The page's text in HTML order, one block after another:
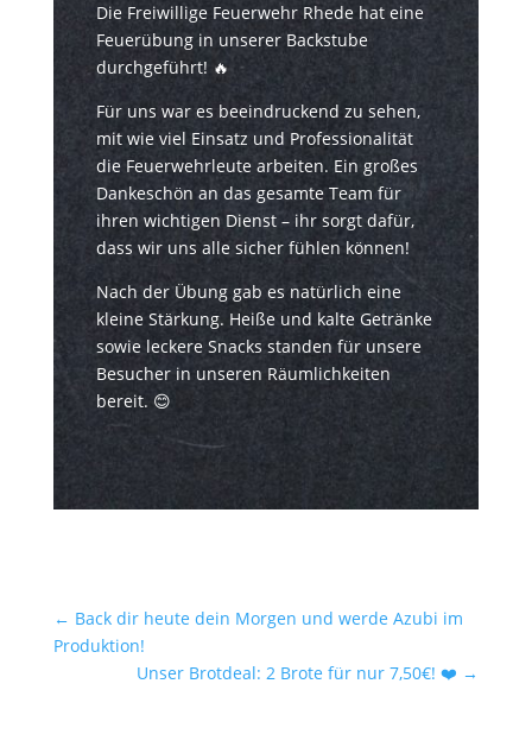
Die Freiwillige Feuerwehr Rhede hat eine
Feuerübung in unserer Backstube
durchgeführt! 🔥
Für uns war es beeindruckend zu sehen,
mit wie viel Einsatz und Professionalität
die Feuerwehrleute arbeiten. Ein großes
Dankeschön an das gesamte Team für
ihren wichtigen Dienst – ihr sorgt dafür,
dass wir uns alle sicher fühlen können!
Nach der Übung gab es natürlich eine
kleine Stärkung. Heiße und kalte Getränke
sowie leckere Snacks standen für unsere
Besucher in unseren Räumlichkeiten
bereit. 😊
← Back dir heute dein Morgen und werde Azubi im
Produktion!
Unser Brotdeal: 2 Brote für nur 7,50€! ❤️ →